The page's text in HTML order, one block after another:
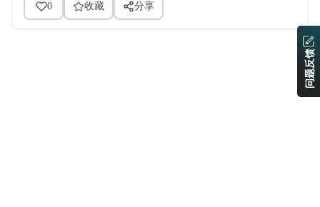
0 收藏 分享
问题反馈